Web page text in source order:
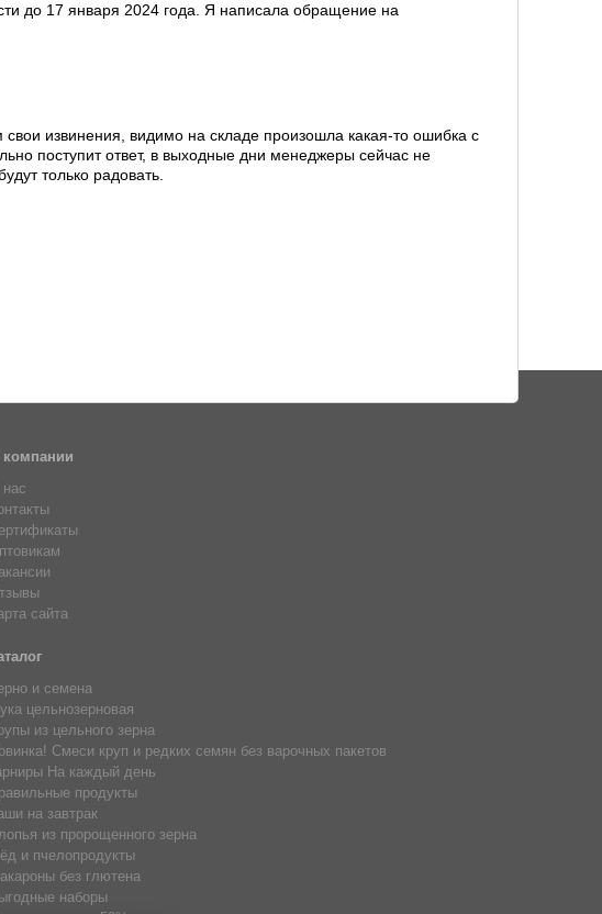
до 17 января 2024 года. Я написала обращение на
извинения, видимо на складе произошла какая-то ошибка с
поступит ответ, в выходные дни менеджеры сейчас не
только радовать.
сайта
и семена
цельнозерновая
из цельного зерна
Смеси круп и редких семян без варочных пакетов
На каждый день
продукты
на завтрак
из пророщенного зерна
и пчелопродукты
без глютена
наборы